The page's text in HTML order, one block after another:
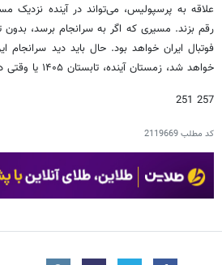
علاقه به پرسپولیس، می‌تواند در آینده‌ نزدیک
رقم بزند. مسیری که اگر به سرانجام برسد، بدون
فوتبال ایران خواهد بود. حال باید دید سرانجام
خواهد شد، زمستان آینده، تابستان ۱۴۰۵ یا وقتی دیگر؟
257 251
کد مطلب2119669